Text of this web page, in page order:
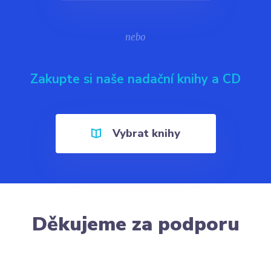
nebo
Zakupte si naše nadační knihy a CD
Vybrat knihy
Děkujeme za podporu